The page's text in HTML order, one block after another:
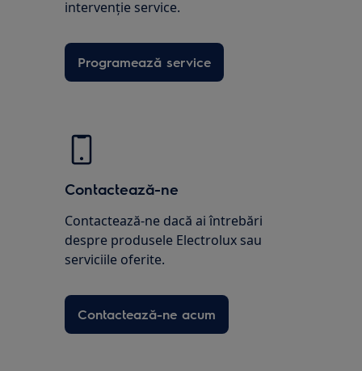
intervenţie service.
Programează service
Contactează-ne
Contactează-ne dacă ai întrebări
despre produsele Electrolux sau
serviciile oferite.
Contactează-ne acum